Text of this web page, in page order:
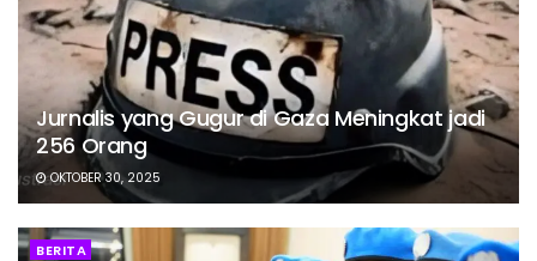
Jurnalis yang Gugur di Gaza Meningkat jadi
256 Orang
OKTOBER 30, 2025
BERITA